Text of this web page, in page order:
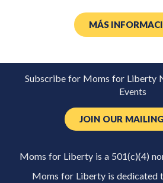
MÁS
Subscribe for Moms for Liberty
Events
JOIN OUR
Moms for Liberty is a 501(c)(4)
Moms for Liberty is dedicated